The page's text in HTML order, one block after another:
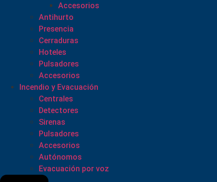
Accesorios
Antihurto
Presencia
Cerraduras
Hoteles
Pulsadores
Accesorios
Incendio y Evacuación
Centrales
Detectores
Sirenas
Pulsadores
Accesorios
Autónomos
Evacuación por voz